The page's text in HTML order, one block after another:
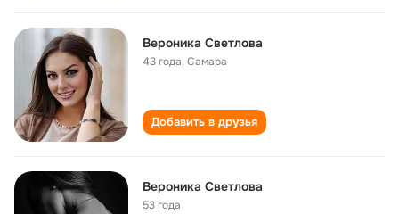
Вероника Светлова
43 года,Самара
Добавить в друзья
Вероника Светлова
53 года